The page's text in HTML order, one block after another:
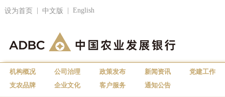
设为首页 中文版 English
机构概况 公司治理 政策发布 新闻资讯
党建工作
支农品牌
企业文化 客户服务 通知公告